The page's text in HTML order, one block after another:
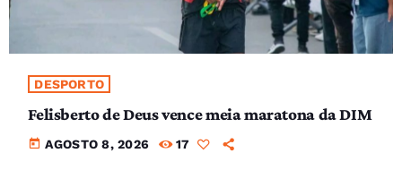
DESPORTO
Felisberto de Deus vence meia maratona da DIM
today AGOSTO 8, 2026 17